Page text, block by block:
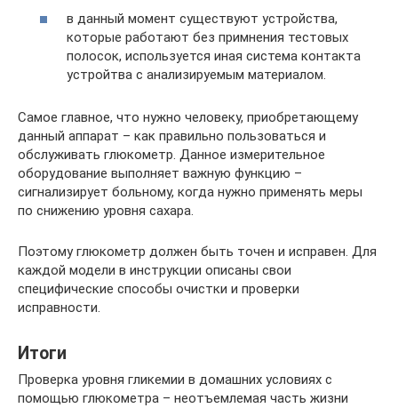
в данный момент существуют устройства,
которые работают без примнения тестовых
полосок, используется иная система контакта
устройтва с анализируемым материалом.
Самое главное, что нужно человеку, приобретающему
данный аппарат – как правильно пользоваться и
обслуживать глюкометр. Данное измерительное
оборудование выполняет важную функцию –
сигнализирует больному, когда нужно применять меры
по снижению уровня сахара.
Поэтому глюкометр должен быть точен и исправен. Для
каждой модели в инструкции описаны свои
специфические способы очистки и проверки
исправности.
Итоги
Проверка уровня гликемии в домашних условиях с
помощью глюкометра – неотъемлемая часть жизни